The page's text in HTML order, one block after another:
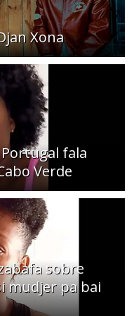
Xona
fala
Verde
sobre
mudjer pa bai